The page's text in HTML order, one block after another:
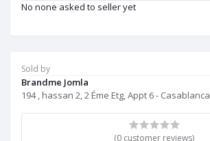
Sold by
Brandme Jomla
194 , hassan 2, 2 Éme Etg, Appt 6 - Casablanca
(0 customer reviews)
No none asked to seller yet